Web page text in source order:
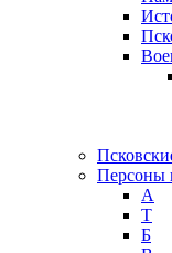
Персоны
А
T
Б